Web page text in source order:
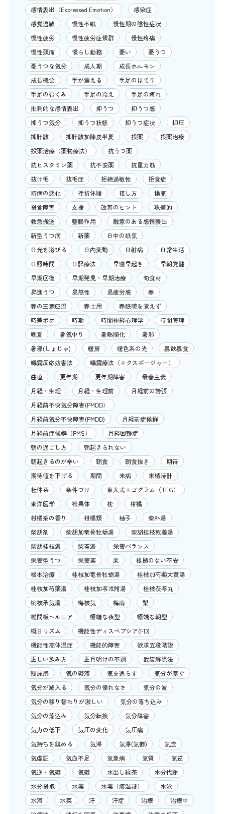
感情表出（Expressed Emotion）
感染症
感覚過敏
慢性不眠
慢性期の陰性症状
慢性疲労
慢性疲労症候群
慢性疼痛
慢性頭痛
慣らし勤務 憂い
憂うつ
憂うつな気分
成人期
成長ホルモン
成長機会
手が震える
手足のほてり
手足のむくみ
手足の冷え
手足の痺れ
批判的な感情表出
抑うつ
抑うつ感
抑うつ気分
抑うつ状態 抑うつ症状
抑圧
抑肝散
抑肝散加陳皮半夏 投薬
投薬治療
投薬治療（薬物療法）
抗うつ薬
抗ヒスタミン薬
抗不安薬
抗重力筋
抜け毛
抜毛症 拒絶過敏性
拒食症
持病の悪化
挫折体験 接し方
換気
摂食障害
支援 改善のヒント
攻撃的
救急搬送
整腸作用
敵意のある感情表出
新型うつ病
新薬
日中の眠気
日光を浴びる
日内変動 日射病
日常生活
日照時間
日記療法 早寝早起き
早朝覚醒
早期回復
早期発見・早期治療
旬食材
昇進うつ
易怒性 易疲労感
春
春の三寒四温
春土用
春眠暁を覚えず
時差ボケ
時期 時間神経心理学
時間管理
晩夏
暑気中り 暑熱順化
暑邪
暑邪(しょじゃ)
暖房 暖色系の光
暴飲暴食
曝露反応妨害法
曝露療法（エクスポージャー）
曲直
更年期 更年期障害
最善主義
月経・生理
月経・生理前
月経前の誇張
月経前不快気分障害(PMDD）
月経前気分不快障害(PMDD)
月経前症候群
月経前症候群（PMS）
月経困難症
朝の過ごし方
朝起きられない
朝起きるのが辛い
朝食 朝食抜き
期待
期待値を下げる
期間 未病
末梢時計
杜仲茶
条件づけ
東大式エゴグラム（TEG）
東洋医学
松果体 枕
柑橘
柑橘系の香り
柑橘類 柚子
柴朴湯
柴胡剤
柴胡加竜骨牡蛎湯
柴胡桂枝乾姜湯
柴胡桂枝湯
柴苓湯
栄養バランス
栄養型うつ
栄養素 栗
根拠のない不安
根本治療
桂枝加竜骨牡蛎湯
桂枝加芍薬大黄湯
桂枝加芍薬湯
桂枝加苓朮附湯
桂枝茯苓丸
桃核承気湯
梅核気 梅雨
梨
椎間板ヘルニア
極端な夜型
極端な朝型
概日リズム
機能性ディスペプシア(FD)
機能性高体温症
機能的障害
欲求五段階説
正しい飲み方
正月明けの不調
武装解除法
残尿感
気の鬱滞 気を逸らす
気分が塞ぐ
気分が滅入る
気分の優れなさ
気分の波
気分の移り替わりが激しい
気分の落ち込み
気分の落込み
気分転換
気分障害
気力の低下
気圧の変化
気圧痛
気持ちを鎮める
気滞 気滞(気鬱)
気虚
気虚証
気血不足 気象病 気質
気逆
気逆・気鬱
気鬱 水出し緑茶
水分代謝
水分摂取
水毒 水毒（痰湿証）
水泳
水滞
水菜 汗 汗症 治療
治療中